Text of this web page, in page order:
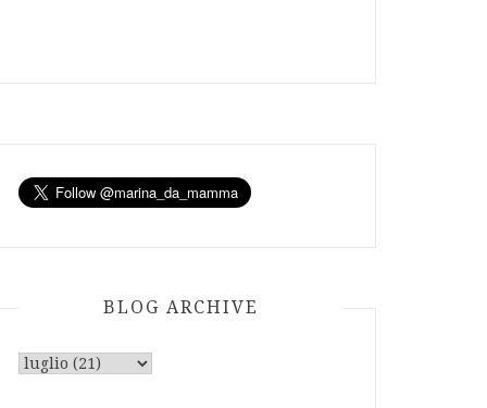
BLOG ARCHIVE